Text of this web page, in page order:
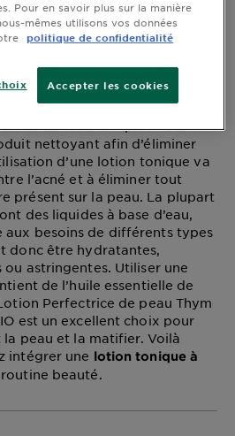
28, 2021
peau peut être très
en général. Au cours de la
votre peau accumule de la
et du sébum. Après vous
nettoyant afin d’éliminer
d’une lotion tonique va
l’acné et à éliminer tout
présent sur la peau. La plupart
des liquides à base d’eau,
aux besoins de différents types
donc être hydratantes,
ou astringentes. Utiliser une
de l’huile essentielle de
Perfectrice de peau Thym
est un excellent choix pour
peau et la matifier. Voilà
intégrer une lotion tonique à
beauté.
Pour en savoir plus sur la manière
mêmes utilisons vos données
politique de confidentialité
Accepter les cookies